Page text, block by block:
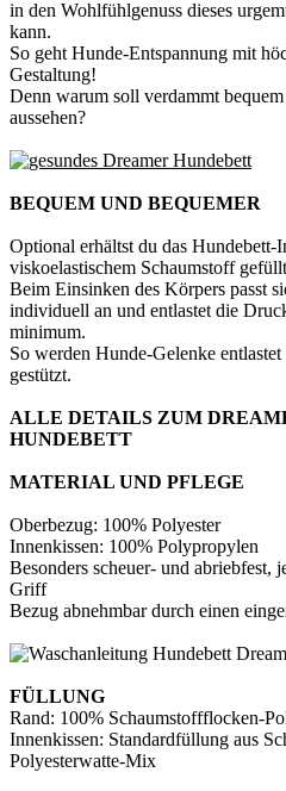
in den Wohlfühlgenuss dieses
kann.
So geht Hunde-Entspannung mit
Gestaltung!
Denn warum soll verdammt
aussehen?
BEQUEM UND BEQUEMER
Optional erhältst du das Hundebett-
viskoelastischem Schaumstoff
Beim Einsinken des Körpers passt
individuell an und entlastet die
minimum.
So werden Hunde-Gelenke
gestützt.
ALLE DETAILS ZUM
HUNDEBETT
MATERIAL UND PFLEGE
Oberbezug: 100% Polyester
Innenkissen: 100% Polypropylen
Besonders scheuer- und abriebfest,
Griff
Bezug abnehmbar durch einen
FÜLLUNG
Rand: 100% Schaumstoffflocken-
Innenkissen: Standardfüllung aus
Polyesterwatte-Mix